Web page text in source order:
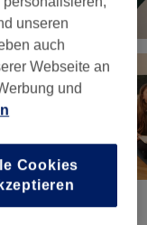
unseren
auch
Webseite an
und
Cookies